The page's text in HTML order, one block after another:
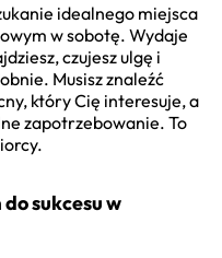
idealnego miejsca
w sobotę. Wydaje
czujesz ulgę i
Musisz znaleźć
który Cię interesuje, a
zapotrzebowanie. To
sukcesu w